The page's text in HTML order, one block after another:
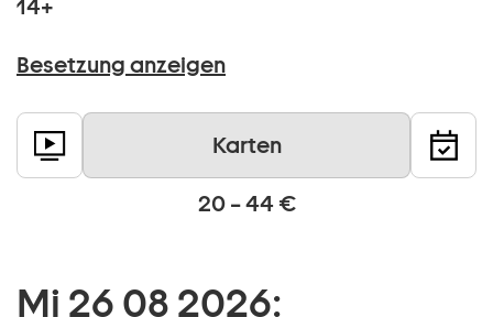
14+
Besetzung anzeigen
Karten
20 – 44 €
Mi 26 08 2026: